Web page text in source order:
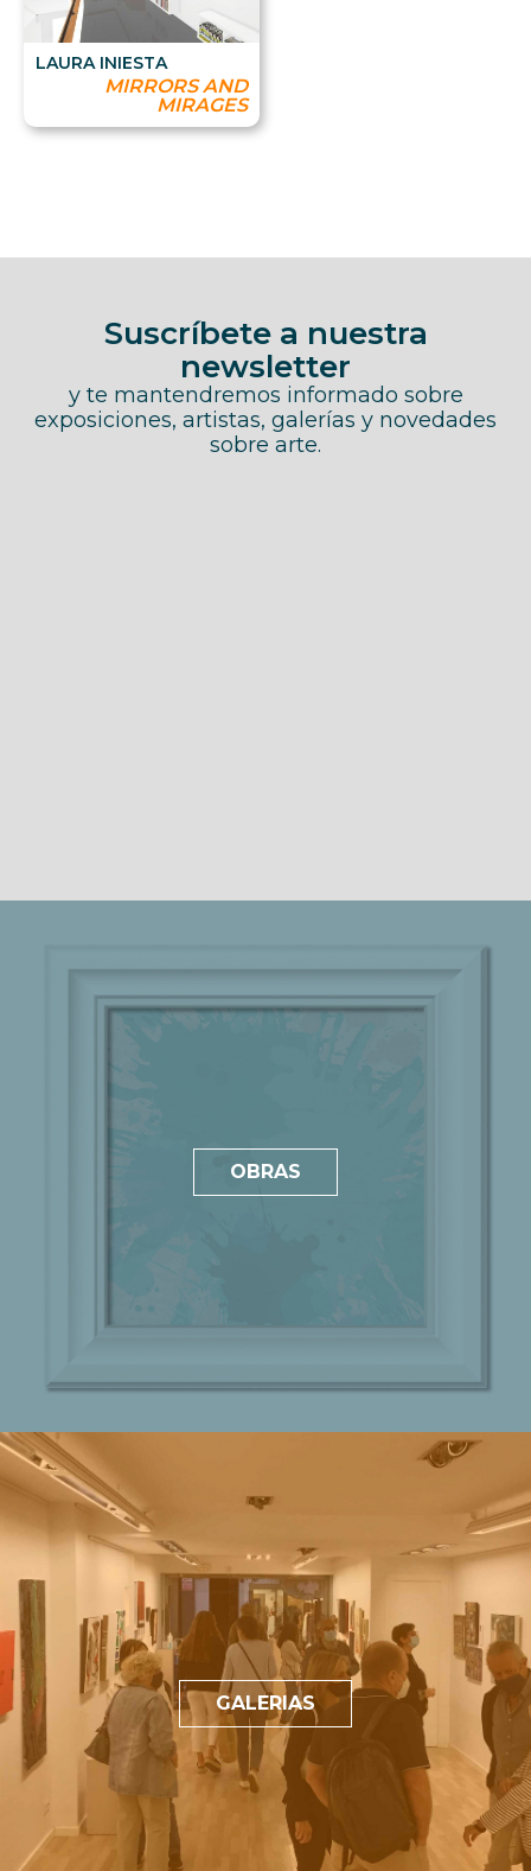
LAURA INIESTA
MIRRORS AND
MIRAGES
Suscríbete a nuestra
newsletter
y te mantendremos informado sobre
exposiciones, artistas, galerías y novedades
sobre arte.
OBRAS
GALERIAS